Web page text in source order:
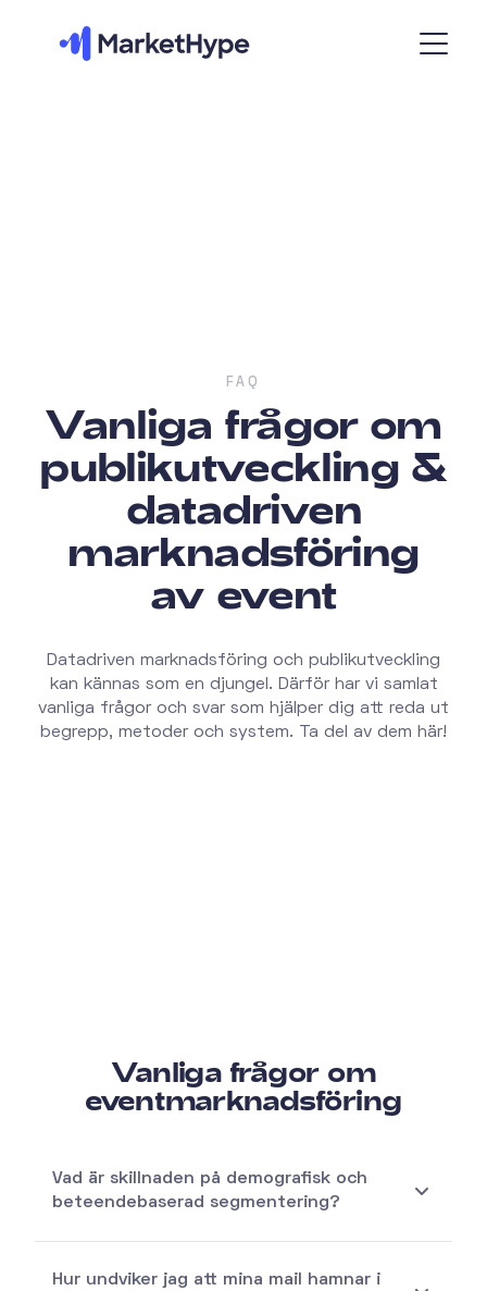
FAQ
Vanliga frågor om
publikutveckling &
datadriven
marknadsföring
av event
Datadriven marknadsföring och publikutveckling
kan kännas som en djungel. Därför har vi samlat
vanliga frågor och svar som hjälper dig att reda ut
begrepp, metoder och system. Ta del av dem här!
Vanliga frågor om
eventmarknadsföring
Vad är skillnaden på demografisk och
beteendebaserad segmentering?
Hur undviker jag att mina mail hamnar i